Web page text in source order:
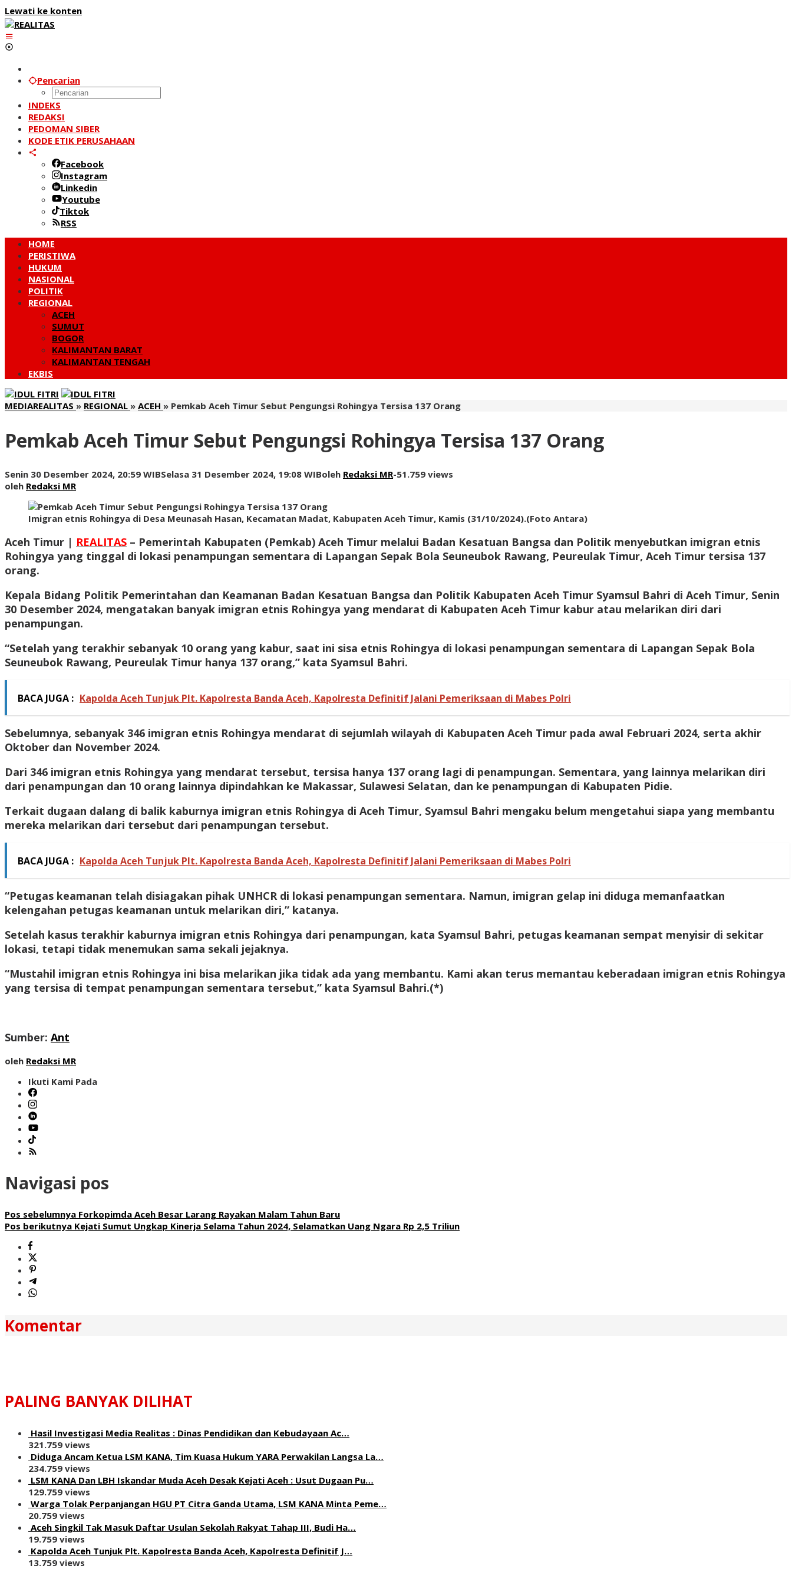
Lewati ke konten
Pencarian
INDEKS
REDAKSI
PEDOMAN SIBER
KODE ETIK PERUSAHAAN
Facebook
Instagram
Linkedin
Youtube
Tiktok
RSS
HOME
PERISTIWA
HUKUM
NASIONAL
POLITIK
REGIONAL
ACEH
SUMUT
BOGOR
KALIMANTAN BARAT
KALIMANTAN TENGAH
EKBIS
MEDIAREALITAS » REGIONAL » ACEH » Pemkab Aceh Timur Sebut Pengungsi Rohingya Tersisa 137 Orang
Pemkab Aceh Timur Sebut Pengungsi Rohingya Tersisa 137 Orang
Senin 30 Desember 2024, 20:59 WIBSelasa 31 Desember 2024, 19:08 WIBoleh Redaksi MR-51.759 views
oleh Redaksi MR
Imigran etnis Rohingya di Desa Meunasah Hasan, Kecamatan Madat, Kabupaten Aceh Timur, Kamis (31/10/2024).(Foto Antara)
Aceh Timur | REALITAS – Pemerintah Kabupaten (Pemkab) Aceh Timur melalui Badan Kesatuan Bangsa dan Politik menyebutkan imigran etnis
Rohingya yang tinggal di lokasi penampungan sementara di Lapangan Sepak Bola Seuneubok Rawang, Peureulak Timur, Aceh Timur tersisa 137
orang.
Kepala Bidang Politik Pemerintahan dan Keamanan Badan Kesatuan Bangsa dan Politik Kabupaten Aceh Timur Syamsul Bahri di Aceh Timur, Senin
30 Desember 2024, mengatakan banyak imigran etnis Rohingya yang mendarat di Kabupaten Aceh Timur kabur atau melarikan diri dari
penampungan.
“Setelah yang terakhir sebanyak 10 orang yang kabur, saat ini sisa etnis Rohingya di lokasi penampungan sementara di Lapangan Sepak Bola
Seuneubok Rawang, Peureulak Timur hanya 137 orang,” kata Syamsul Bahri.
BACA JUGA : Kapolda Aceh Tunjuk Plt. Kapolresta Banda Aceh, Kapolresta Definitif Jalani Pemeriksaan di Mabes Polri
Sebelumnya, sebanyak 346 imigran etnis Rohingya mendarat di sejumlah wilayah di Kabupaten Aceh Timur pada awal Februari 2024, serta akhir
Oktober dan November 2024.
Dari 346 imigran etnis Rohingya yang mendarat tersebut, tersisa hanya 137 orang lagi di penampungan. Sementara, yang lainnya melarikan diri
dari penampungan dan 10 orang lainnya dipindahkan ke Makassar, Sulawesi Selatan, dan ke penampungan di Kabupaten Pidie.
Terkait dugaan dalang di balik kaburnya imigran etnis Rohingya di Aceh Timur, Syamsul Bahri mengaku belum mengetahui siapa yang membantu
mereka melarikan dari tersebut dari penampungan tersebut.
BACA JUGA : Kapolda Aceh Tunjuk Plt. Kapolresta Banda Aceh, Kapolresta Definitif Jalani Pemeriksaan di Mabes Polri
“Petugas keamanan telah disiagakan pihak UNHCR di lokasi penampungan sementara. Namun, imigran gelap ini diduga memanfaatkan
kelengahan petugas keamanan untuk melarikan diri,” katanya.
Setelah kasus terakhir kaburnya imigran etnis Rohingya dari penampungan, kata Syamsul Bahri, petugas keamanan sempat menyisir di sekitar
lokasi, tetapi tidak menemukan sama sekali jejaknya.
“Mustahil imigran etnis Rohingya ini bisa melarikan jika tidak ada yang membantu. Kami akan terus memantau keberadaan imigran etnis Rohingya
yang tersisa di tempat penampungan sementara tersebut,” kata Syamsul Bahri.(*)
Sumber: Ant
oleh Redaksi MR
Ikuti Kami Pada
Navigasi pos
Pos sebelumnya Forkopimda Aceh Besar Larang Rayakan Malam Tahun Baru
Pos berikutnya Kejati Sumut Ungkap Kinerja Selama Tahun 2024, Selamatkan Uang Ngara Rp 2,5 Triliun
Komentar
PALING BANYAK DILIHAT
Hasil Investigasi Media Realitas : ‎Dinas Pendidikan dan Kebudayaan Ac…
321.759 views
Diduga Ancam Ketua LSM KANA, Tim Kuasa Hukum YARA Perwakilan Langsa La…
234.759 views
LSM KANA Dan LBH Iskandar Muda Aceh Desak Kejati Aceh : Usut Dugaan Pu…
129.759 views
Warga Tolak Perpanjangan HGU PT Citra Ganda Utama, LSM KANA Minta Peme…
20.759 views
Aceh Singkil Tak Masuk Daftar Usulan Sekolah Rakyat Tahap III, Budi Ha…
19.759 views
Kapolda Aceh Tunjuk Plt. Kapolresta Banda Aceh, Kapolresta Definitif J…
13.759 views